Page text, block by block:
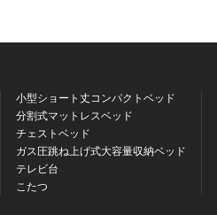
小型ショート丈コンパクトベッド
分割式マットレスベッド
チェストベッド
ガス圧跳ね上げ式大容量収納ベッド
テレビ台
こたつ